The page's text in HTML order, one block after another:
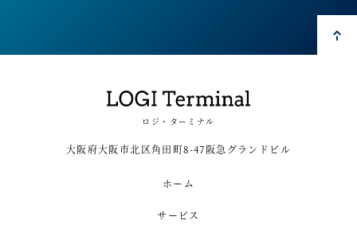
ロジ・ターミナル
大阪府大阪市北区角田町8-47阪急グランドビル
ホーム
サービス